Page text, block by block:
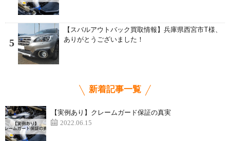
5
【スバルアウトバック買取情報】兵庫県西宮市T様、
ありがとうございました！
新着記事一覧
【実例あり】クレームガード保証の真実
2022.06.15